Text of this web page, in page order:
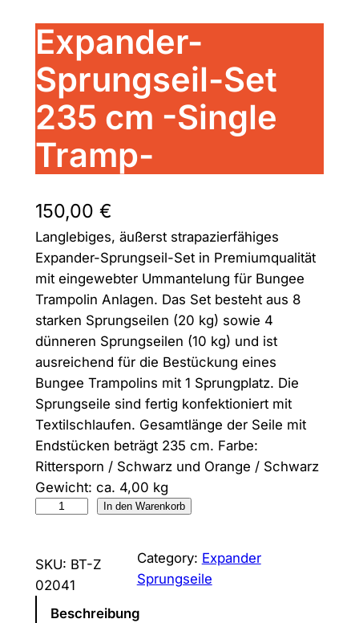
Expander-
Sprungseil-Set
235 cm -Single
Tramp-
150,00 €
Langlebiges, äußerst strapazierfähiges
Expander-Sprungseil-Set in Premiumqualität
mit eingewebter Ummantelung für Bungee
Trampolin Anlagen. Das Set besteht aus 8
starken Sprungseilen (20 kg) sowie 4
dünneren Sprungseilen (10 kg) und ist
ausreichend für die Bestückung eines
Bungee Trampolins mit 1 Sprungplatz. Die
Sprungseile sind fertig konfektioniert mit
Textilschlaufen. Gesamtlänge der Seile mit
Endstücken beträgt 235 cm. Farbe:
Rittersporn / Schwarz und Orange / Schwarz
Gewicht: ca. 4,00 kg
a
n
In den Warenkorb
SKU: BT-Z
02041
Category: Expander
Sprungseile
Beschreibung